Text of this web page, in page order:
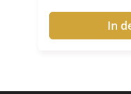
auch direkt
In